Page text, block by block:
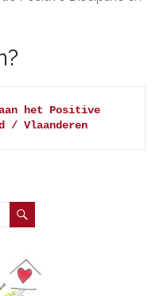
het Positive
/ Vlaanderen